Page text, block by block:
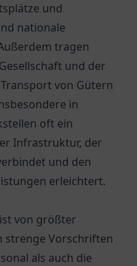
und
nationale
tragen
und der
von Gütern
in
oft ein
Infrastruktur, der
und den
erleichtert.
von größter
strenge Vorschriften
als auch die